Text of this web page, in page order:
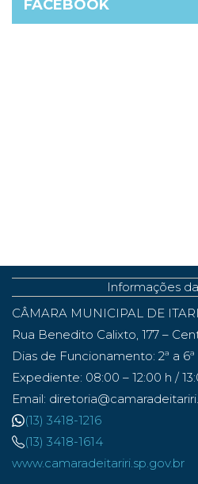
FACEBOOK
Informações
CÂMARA MUNICIPAL DE
Rua Benedito Calixto, 177 –
Dias de Funcionamento: 2ª a 6ª
Expediente: 08:00 – 12:00 h /
Email:
(13) 3418-1216
(13) 3418-1614
www.camaradeitariri.sp.gov.br